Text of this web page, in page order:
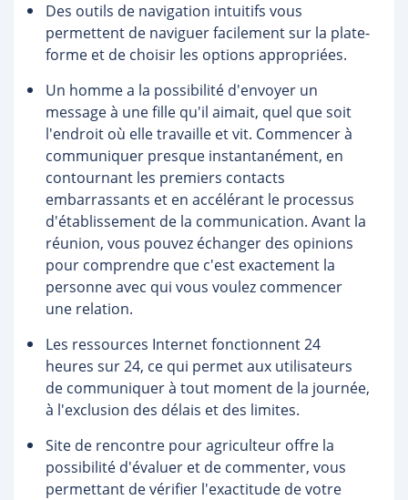
Des outils de navigation intuitifs vous
permettent de naviguer facilement sur la plate-
forme et de choisir les options appropriées.
Un homme a la possibilité d'envoyer un
message à une fille qu'il aimait, quel que soit
l'endroit où elle travaille et vit. Commencer à
communiquer presque instantanément, en
contournant les premiers contacts
embarrassants et en accélérant le processus
d'établissement de la communication. Avant la
réunion, vous pouvez échanger des opinions
pour comprendre que c'est exactement la
personne avec qui vous voulez commencer
une relation.
Les ressources Internet fonctionnent 24
heures sur 24, ce qui permet aux utilisateurs
de communiquer à tout moment de la journée,
à l'exclusion des délais et des limites.
Site de rencontre pour agriculteur offre la
possibilité d'évaluer et de commenter, vous
permettant de vérifier l'exactitude de votre